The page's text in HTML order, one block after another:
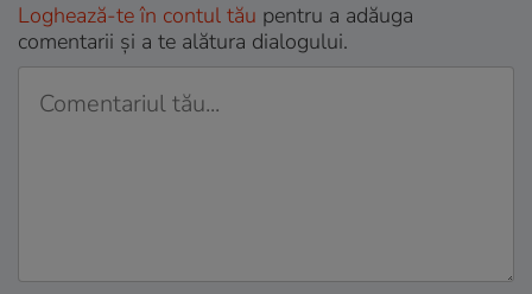
Loghează-te în contul tău pentru a adăuga
comentarii și a te alătura dialogului.